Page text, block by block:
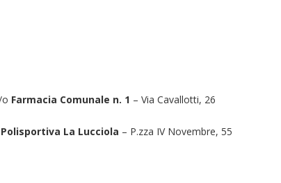
o Farmacia Comunale n. 1 – Via Cavallotti, 26
Polisportiva La Lucciola – P.zza IV Novembre, 55